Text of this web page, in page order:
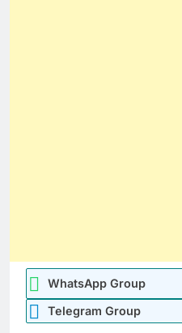
WhatsApp Group
Telegram Group